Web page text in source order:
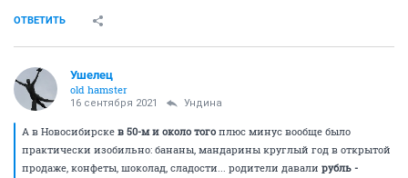
ОТВЕТИТЬ
Ушелец
old hamster
16 сентября 2021 Ундинa
А в Новосибирске в 50-м и около того плюс минус вообще было
практически изобильно: бананы, мандарины круглый год в открытой
продаже, конфеты, шоколад, сладости... родители давали рубль -